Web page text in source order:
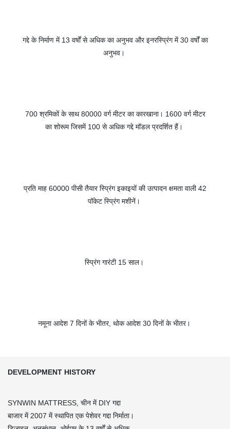
गद्दे के निर्माण में 13 वर्षों से अधिक का अनुभव और इनरस्प्रिंग में 30 वर्षों का
अनुभव।
700 श्रमिकों के साथ 80000 वर्ग मीटर का कारखाना। 1600 वर्ग मीटर
का शोरूम जिसमें 100 से अधिक गद्दे मॉडल प्रदर्शित हैं।
प्रति माह 60000 पीसी तैयार स्प्रिंग इकाइयों की उत्पादन क्षमता वाली 42
पॉकेट स्प्रिंग मशीनें।
स्प्रिंग गारंटी 15 साल।
नमूना आदेश 7 दिनों के भीतर, थोक आदेश 30 दिनों के भीतर।
DEVELOPMENT HISTORY
SYNWIN MATTRESS, चीन में DIY गद्दा
बाजार में 2007 में स्थापित एक पेशेवर गद्दा निर्माता।